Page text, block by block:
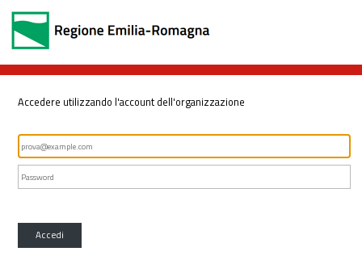
Accedere utilizzando l'account dell'organizzazione
Accedi